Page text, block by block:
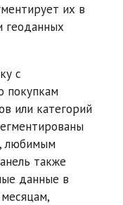
их в
геоданных
с
покупкам
или категорий
любимым
также
данные в